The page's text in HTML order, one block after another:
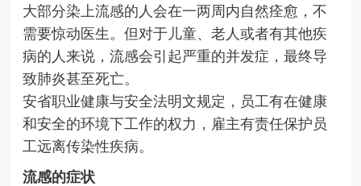
大部分染上流感的人会在一两周内自然痊愈，不
需要惊动医生。但对于儿童、老人或者有其他疾
病的人来说，流感会引起严重的并发症，最终导
致肺炎甚至死亡。
安省职业健康与安全法明文规定，员工有在健康
和安全的环境下工作的权力，雇主有责任保护员
工远离传染性疾病。
流感的症状